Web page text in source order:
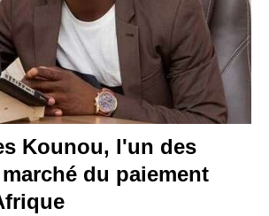
Kounou, l'un des
du paiement